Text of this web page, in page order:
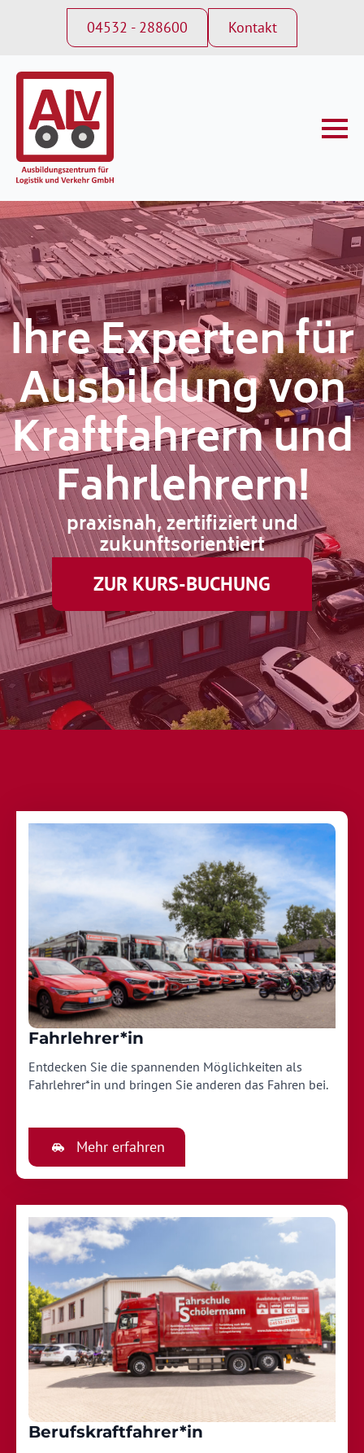
04532 - 288600 Kontakt
Ihre Experten für
Ausbildung von
Kraftfahrern und
Fahrlehrern!
praxisnah, zertifiziert und
zukunftsorientiert
ZUR KURS-BUCHUNG
Fahrlehrer*in
Entdecken Sie die spannenden Möglichkeiten als
Fahrlehrer*in und bringen Sie anderen das Fahren bei.
Mehr erfahren
Berufskraftfahrer*in